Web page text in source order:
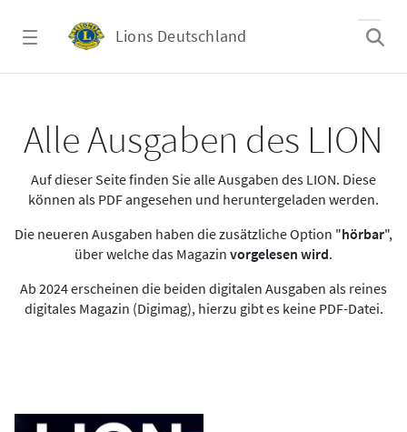
Lions Deutschland
Alle Ausgaben des LION
Auf dieser Seite finden Sie alle Ausgaben des LION. Diese
können als PDF angesehen und heruntergeladen werden.
Die neueren Ausgaben haben die zusätzliche Option "hörbar",
über welche das Magazin vorgelesen wird.
Ab 2024 erscheinen die beiden digitalen Ausgaben als reines
digitales Magazin (Digimag), hierzu gibt es keine PDF-Datei.